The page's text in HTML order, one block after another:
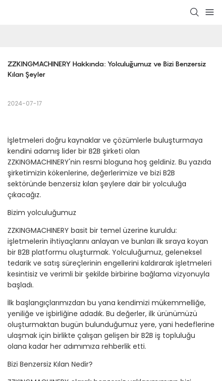
ZZKINGMACHINERY Hakkında: Yolculuğumuz ve Bizi Benzersiz
Kılan Şeyler
2024-07-17
İşletmeleri doğru kaynaklar ve çözümlerle buluşturmaya
kendini adamış lider bir B2B şirketi olan
ZZKINGMACHINERY'nin resmi bloguna hoş geldiniz. Bu yazıda
şirketimizin kökenlerine, değerlerimize ve bizi B2B
sektöründe benzersiz kılan şeylere dair bir yolculuğa
çıkacağız.
Bizim yolculuğumuz
ZZKINGMACHINERY basit bir temel üzerine kuruldu:
işletmelerin ihtiyaçlarını anlayan ve bunları ilk sıraya koyan
bir B2B platformu oluşturmak. Yolculuğumuz, geleneksel
tedarik ve satış süreçlerinin engellerini kaldırarak işletmeleri
kesintisiz ve verimli bir şekilde birbirine bağlama vizyonuyla
başladı.
İlk başlangıçlarımızdan bu yana kendimizi mükemmelliğe,
yeniliğe ve işbirliğine adadık. Bu değerler, ilk ürünümüzü
oluşturmaktan bugün bulunduğumuz yere, yani hedeflerine
ulaşmak için birlikte çalışan gelişen bir B2B iş topluluğu
olana kadar her adımımıza rehberlik etti.
Bizi Benzersiz Kılan Nedir?